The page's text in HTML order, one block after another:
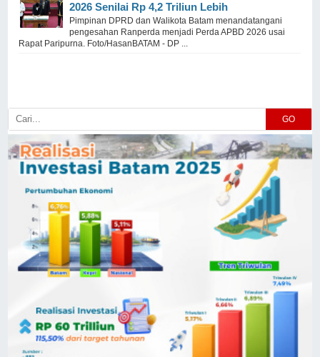
2026 Senilai Rp 4,2 Triliun Lebih
Pimpinan DPRD dan Walikota Batam menandatangani
pengesahan Ranperda menjadi Perda APBD 2026 usai
Rapat Paripurna. Foto/HasanBATAM - DP ...
GO